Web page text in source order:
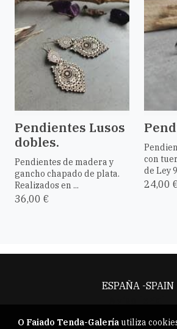
Pendientes Lusos
dobles.
Pendientes de madera y
gancho chapado de plata.
Realizados en ...
36,00 €
con
de Ley
24,00
ESPAÑA -SPAIN
O Faiado Tenda-Galeríautiliza